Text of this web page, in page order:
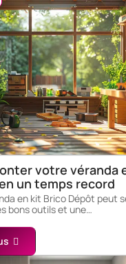
votre véranda
un temps record
en kit Brico Dépôt peut
bons outils et une…